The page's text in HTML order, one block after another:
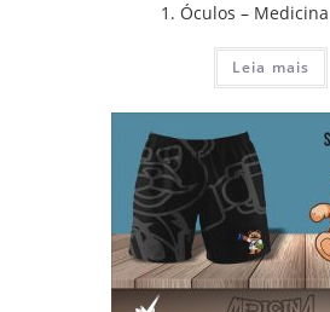
1. Óculos – Medicina
Leia mais